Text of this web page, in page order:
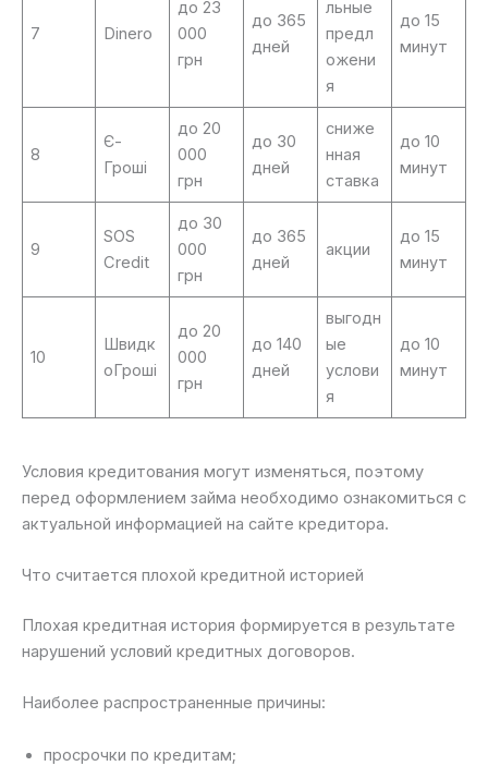
7 Dinero
до 23
000
грн
до 365
дней
льные
предл
ожени
я
до 15
минут
8
Є-
Гроші
до 20
000
грн
до 30
дней
сниже
нная
ставка
до 10
минут
9
SOS
Credit
до 30
000
грн
до 365
дней
акции
до 15
минут
10
Швидк
оГроші
до 20
000
грн
до 140
дней
выгодн
ые
услови
я
до 10
минут
Условия кредитования могут изменяться, поэтому
перед оформлением займа необходимо ознакомиться с
актуальной информацией на сайте кредитора.
Что считается плохой кредитной историей
Плохая кредитная история формируется в результате
нарушений условий кредитных договоров.
Наиболее распространенные причины:
просрочки по кредитам;